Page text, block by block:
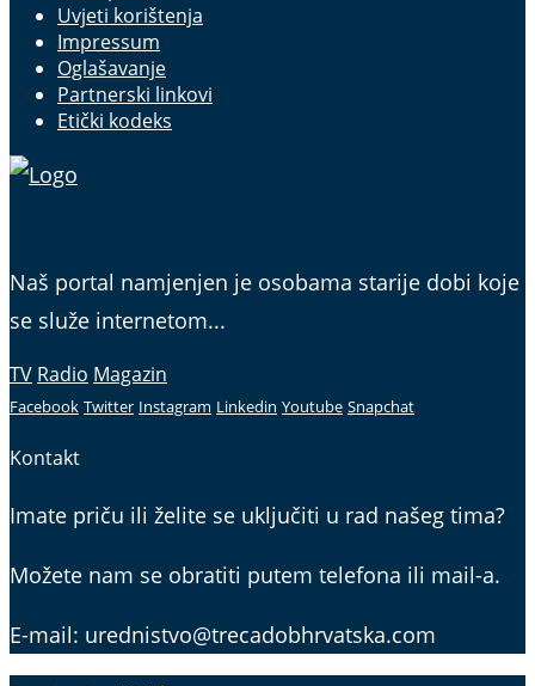
Uvjeti korištenja
Impressum
Oglašavanje
Partnerski linkovi
Etički kodeks
Naš portal namjenjen je osobama starije dobi koje
se služe internetom...
TV Radio Magazin
Facebook Twitter Instagram Linkedin Youtube Snapchat
Kontakt
Imate priču ili želite se uključiti u rad našeg tima?
Možete nam se obratiti putem telefona ili mail-a.
E-mail: urednistvo@trecadobhrvatska.com